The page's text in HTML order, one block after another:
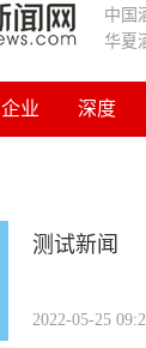
中国
华夏
企业 深度
测试新闻
2022-05-25